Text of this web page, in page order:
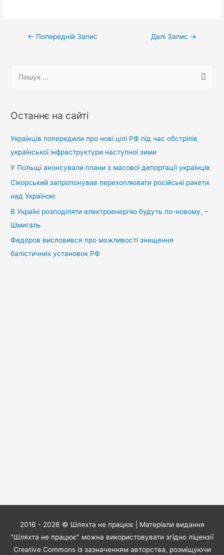
Навігація
← Попередній Запис Далі Запис →
у
:
Останнє на сайті
Українців попередили про нові цілі РФ під час обстрілів
української інфраструктури наступної зими
У Польщі анонсували плани з масової депортації українців
Сікорський запропонував перехоплювати російські ракети
над Україною
В Україні розподіляти електроенергію будуть по-новому, –
Шмигаль
Федоров висловився про можливості знищення
балістичних установок РФ
2016 - 2026 © Шляхта не працює| Матеріали видання
"Шляхта не працює" можна використовувати згідно ліцензії
Creative Commons із зазначенням авторства, розміщуючи